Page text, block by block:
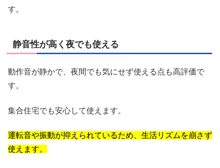
す。
静音性が高く夜でも使える
動作音が静かで、夜間でも気にせず使える点も高評価で
す。
集合住宅でも安心して使えます。
運転音や振動が抑えられているため、生活リズムを崩さず
使えます。